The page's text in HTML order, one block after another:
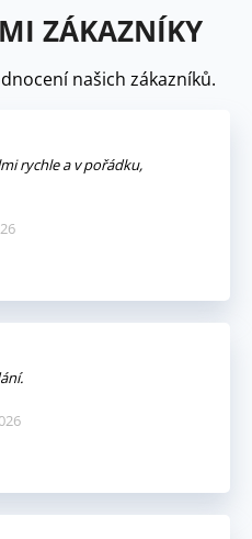
ZÁKAZNÍKY
našich zákazníků.
rychle a v pořádku,